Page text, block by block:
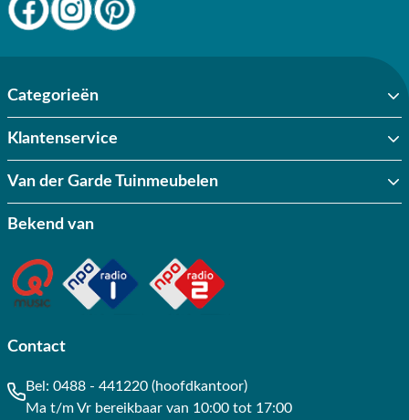
Categorieën
Klantenservice
Van der Garde Tuinmeubelen
Bekend van
Contact
Bel: 0488 - 441220 (hoofdkantoor)
Ma t/m Vr bereikbaar van 10:00 tot 17:00